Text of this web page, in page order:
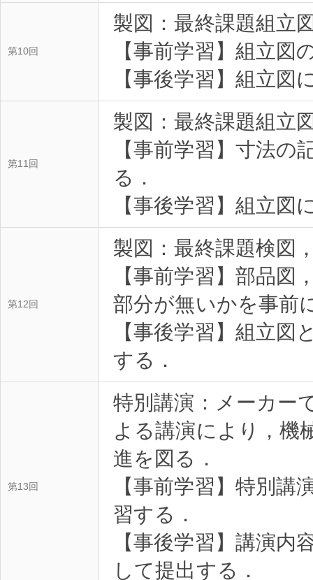
第10回
製図：最終課題組立
【事前学習】組立図
【事後学習】組立図
第11回
製図：最終課題組立
【事前学習】寸法
る．
【事後学習】組立図
第12回
製図：最終課題検図
【事前学習】部品
部分が無いかを事前
【事後学習】組立
する．
第13回
特別講演：メーカー
よる講演により，機
進を図る．
【事前学習】特別
習する．
【事後学習】講演
して提出する．